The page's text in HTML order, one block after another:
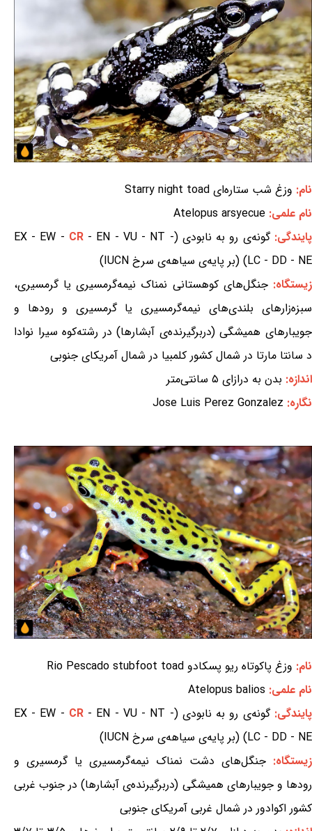
نام: وزغ شب ستاره‌ای Starry night toad
نام علمی: Atelopus arsyecue
پایندگی:گونه‌ی رو به نابودی (EX - EW - CR - EN - VU - NT -
LC - DD - NE) (بر پایه‌ی سیاهه‌ی سرخ IUCN)
زیستگاه:جنگل‌های کوهستانی نمناک نیمه‌گرمسیری یا گرمسیری،
سبزه‌زارهای بلندی‌های نیمه‌گرمسیری یا گرمسیری و رودها و
جویبارهای همیشگی (دربرگیرنده‌ی آبشارها) در رشته‌کوه سیرا نوادا
د سانتا مارتا در شمال کشور کلمبیا در شمال آمریکای جنوبی
اندازه: بدن به درازای ۵ سانتی‌متر
نگاره: Jose Luis Perez Gonzalez
نام: وزغ پاکوتاه ریو پسکادو Rio Pescado stubfoot toad
نام علمی: Atelopus balios
پایندگی:گونه‌ی رو به نابودی (EX - EW - CR - EN - VU - NT -
LC - DD - NE) (بر پایه‌ی سیاهه‌ی سرخ IUCN)
زیستگاه: جنگل‌های دشت نمناک نیمه‌گرمسیری یا گرمسیری و
رودها و جویبارهای همیشگی (دربرگیرنده‌ی آبشارها) در جنوب غربی
کشور اکوادور در شمال غربی آمریکای جنوبی